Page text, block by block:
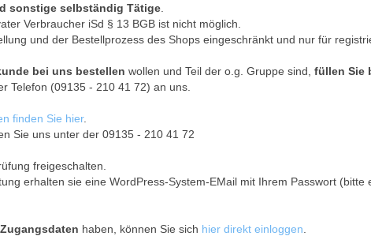
sonstige selbständig Tätige
Verbraucher iSd § 13 BGB ist nicht möglich.
und der Bestellprozess des Shops eingeschränkt und nur für
bei uns bestellen wollen und Teil der o.g. Gruppe sind, füllen Sie
Telefon (09135 - 210 41 72) an uns.
finden Sie hier.
Sie uns unter der 09135 - 210 41 72
freigeschalten.
erhalten sie eine WordPress-System-EMail mit Ihrem Passwort (bitte
haben, können Sie sich hier direkt einloggen